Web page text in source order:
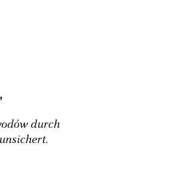
durch